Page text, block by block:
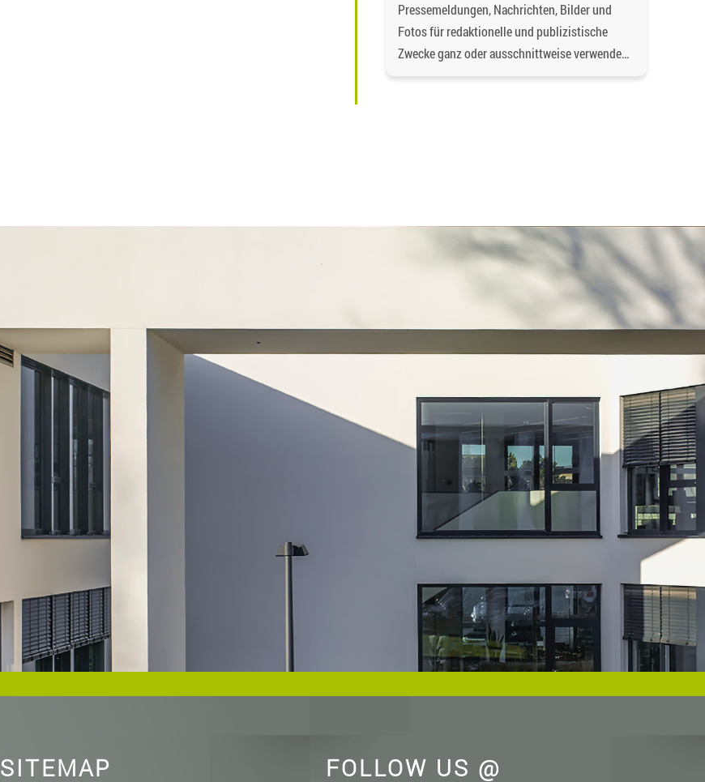
Pressemeldungen, Nachrichten, Bilder und
Fotos für redaktionelle und publizistische
Zwecke ganz oder ausschnittweise verwenden,
liegen bei der Baugenossenschaft Dormagen
eG, es sei denn, ein anderer Urheber ist
angegeben, z.B. bei Bildern und Fotos von
Fotostock-Anbietern. In diesen Fällen wenden
Sie sich bitte an den jeweiligen Rechteinhaber,
SITEMAP FOLLOW US @